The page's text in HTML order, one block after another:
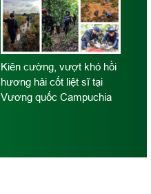
Kiên cường, vượt khó hồi
hương hài cốt liệt sĩ tại
Vương quốc Campuchia